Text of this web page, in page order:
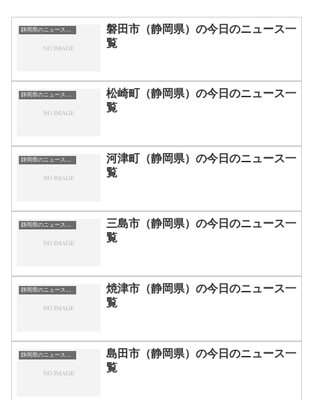
静岡県のニュース一覧
磐田市（静岡県）の今日のニュース一
覧
静岡県のニュース一覧
松崎町（静岡県）の今日のニュース一
覧
静岡県のニュース一覧
河津町（静岡県）の今日のニュース一
覧
静岡県のニュース一覧
三島市（静岡県）の今日のニュース一
覧
静岡県のニュース一覧
焼津市（静岡県）の今日のニュース一
覧
静岡県のニュース一覧
島田市（静岡県）の今日のニュース一
覧